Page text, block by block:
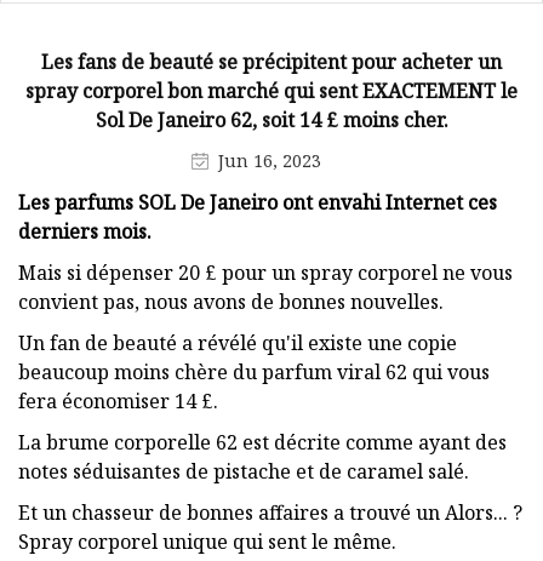
Les fans de beauté se précipitent pour acheter un
spray corporel bon marché qui sent EXACTEMENT le
Sol De Janeiro 62, soit 14 £ moins cher.
Jun 16, 2023
Les parfums SOL De Janeiro ont envahi Internet ces
derniers mois.
Mais si dépenser 20 £ pour un spray corporel ne vous
convient pas, nous avons de bonnes nouvelles.
Un fan de beauté a révélé qu'il existe une copie
beaucoup moins chère du parfum viral 62 qui vous
fera économiser 14 £.
La brume corporelle 62 est décrite comme ayant des
notes séduisantes de pistache et de caramel salé.
Et un chasseur de bonnes affaires a trouvé un Alors... ?
Spray corporel unique qui sent le même.